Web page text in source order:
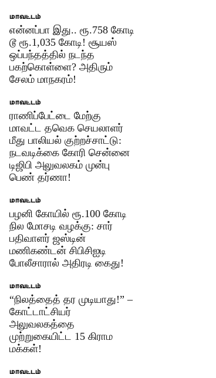
மாவட்டம்
என்னப்பா இது.. ரூ.758 கோடி
டூ ரூ.1,035 கோடி! சூயஸ்
ஒப்பந்தத்தில் நடந்த
பகற்கொள்ளை? அதிரும்
சேலம் மாநகரம்!
மாவட்டம்
ராணிப்பேட்டை மேற்கு
மாவட்ட தவெக செயலாளர்
மீது பாலியல் குற்றச்சாட்டு:
நடவடிக்கை கோரி சென்னை
டிஜிபி அலுவலகம் முன்பு
பெண் தர்ணா!
மாவட்டம்
பழனி கோயில் ரூ.100 கோடி
நில மோசடி வழக்கு: சார்
பதிவாளர் ஜஸ்டின்
மணிகண்டன் சிபிசிஐடி
போலீசாரால் அதிரடி கைது!
மாவட்டம்
“நிலத்தைத் தர முடியாது!” –
கோட்டாட்சியர்
அலுவலகத்தை
முற்றுகையிட்ட 15 கிராம
மக்கள்!
மாவட்டம்